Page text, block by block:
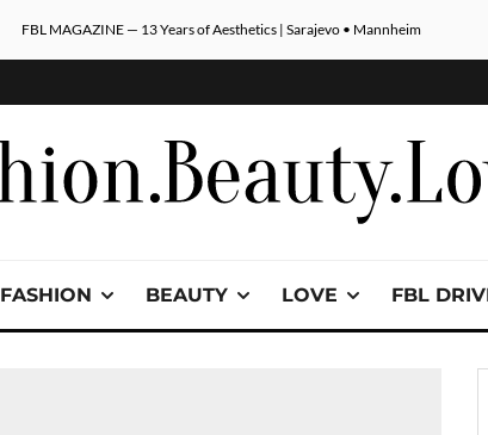
FBL MAGAZINE — 13 Years of Aesthetics | Sarajevo • Mannheim
FASHION BEAUTY LOVE FBL